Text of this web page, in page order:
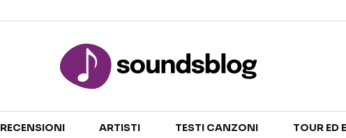
RECENSIONI ARTISTI TESTI CANZONI TOUR ED